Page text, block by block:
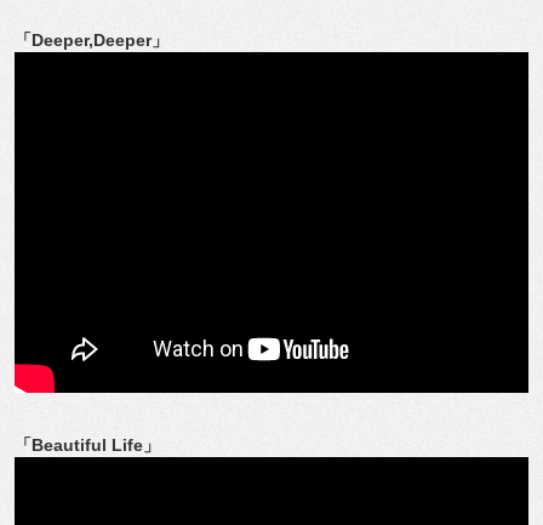
「Deeper,Deeper」
「Beautiful Life」